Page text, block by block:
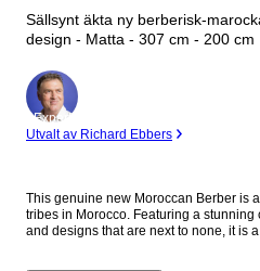
Sällsynt äkta ny berberisk-
design - Matta - 307 cm - 200 cm
Expert
Utvalt av Richard Ebbers
This genuine new Moroccan Berber is
tribes in Morocco. Featuring a
and designs that are next to none, it is